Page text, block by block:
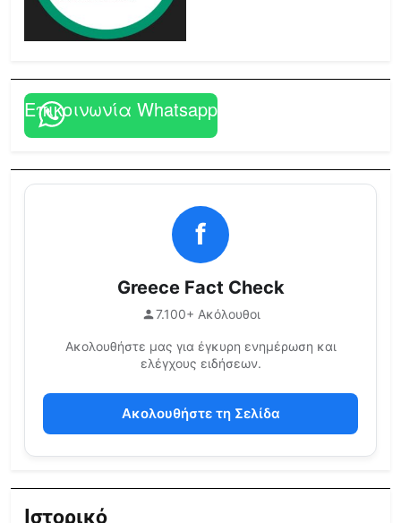
Επικοινωνία Whatsapp
f
Greece Fact Check
7.100+ Ακόλουθοι
Ακολουθήστε μας για έγκυρη ενημέρωση και
ελέγχους ειδήσεων.
Ακολουθήστε τη Σελίδα
Ιστορικό